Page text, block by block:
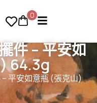
0
件 – 平安如
64.3g
平安如意瓶 (張克山)